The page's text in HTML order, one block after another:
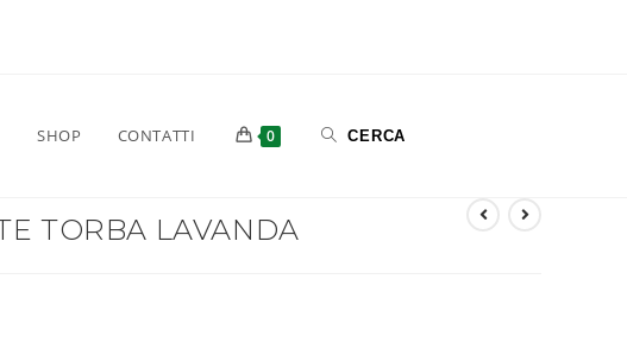
SHOP CONTATTI 0
TORBA LAVANDA